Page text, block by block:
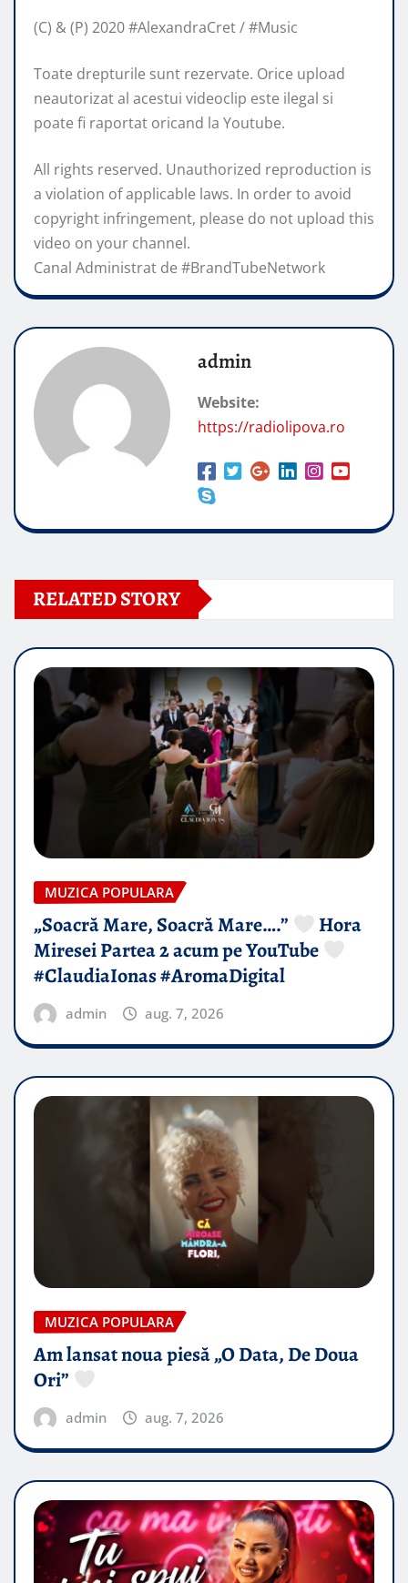
(C) & (P) 2020 #AlexandraCret / #Music
Toate drepturile sunt rezervate. Orice upload
neautorizat al acestui videoclip este ilegal si
poate fi raportat oricand la Youtube.
All rights reserved. Unauthorized reproduction is
a violation of applicable laws. In order to avoid
copyright infringement, please do not upload this
video on your channel.
Canal Administrat de #BrandTubeNetwork
admin
Website:
https://radiolipova.ro
RELATED STORY
MUZICA POPULARA
„Soacră Mare, Soacră Mare….”
Hora
Miresei Partea 2 acum pe YouTube
#ClaudiaIonas #AromaDigital
admin aug. 7, 2026
MUZICA POPULARA
Am lansat noua piesă „O Data, De Doua
Ori”
admin aug. 7, 2026